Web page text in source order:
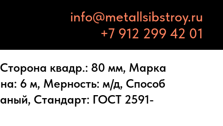
info@metallsibstroy.ru
+7 912 299 42 01
квадр.: 80 мм, Марка
6 м, Мерность: м/д, Способ
Стандарт: ГОСТ 2591-